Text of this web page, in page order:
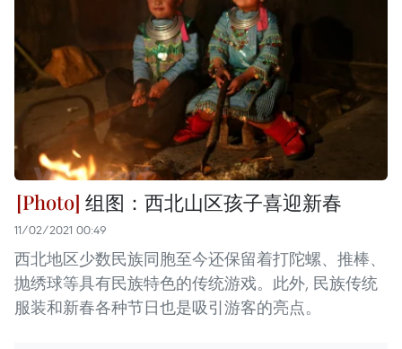
组图：西北山区孩子喜迎新春
11/02/2021 00:49
西北地区少数民族同胞至今还保留着打陀螺、推棒、
抛绣球等具有民族特色的传统游戏。此外, 民族传统
服装和新春各种节日也是吸引游客的亮点。